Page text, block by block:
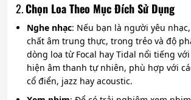
2.Chọn Loa Theo Mục Đích Sử Dụng
Nghe nhạc: Nếu bạn là người yêu
chất âm trung thực, trong trẻo và độ
dòng loa từ Focal hay Tidal nổi tiếng
hiện âm thanh tự nhiên, phù hợp với
cổ điển, jazz hay acoustic.